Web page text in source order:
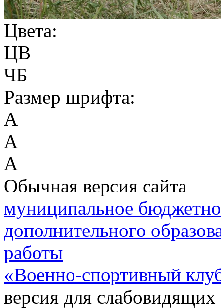
Цвета:
ЦВ
ЧБ
Размер шрифта:
А
А
А
Обычная версия сайта
муниципальное
дополнительного
работы
«Военно-спортивный
версия для слабовидящих